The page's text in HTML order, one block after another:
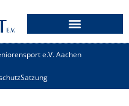
e.V. Aachen
Satzung